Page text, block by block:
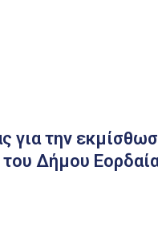
για την
Δήμου